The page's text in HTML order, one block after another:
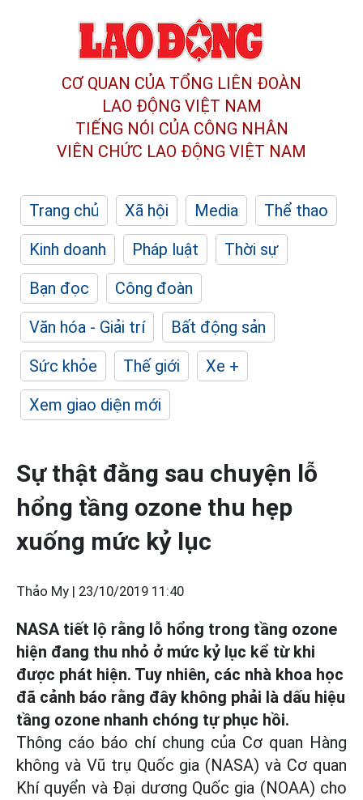
CƠ QUAN CỦA TỔNG LIÊN ĐOÀN
LAO ĐỘNG VIỆT NAM
TIẾNG NÓI CỦA CÔNG NHÂN
VIÊN CHỨC LAO ĐỘNG VIỆT NAM
Trang chủ Xã hội Media
Thể thao
Kinh doanh
Pháp luật
Thời sự
Bạn đọc
Công đoàn
Văn hóa - Giải trí
Bất động sản
Sức khỏe
Thế giới
Xe +
Xem giao diện mới
Sự thật đằng sau chuyện lỗ
hổng tầng ozone thu hẹp
xuống mức kỷ lục
Thảo My | 23/10/2019 11:40
NASA tiết lộ rằng lỗ hổng trong tầng ozone
hiện đang thu nhỏ ở mức kỷ lục kể từ khi
được phát hiện. Tuy nhiên, các nhà khoa học
đã cảnh báo rằng đây không phải là dấu hiệu
tầng ozone nhanh chóng tự phục hồi.
Thông cáo báo chí chung của Cơ quan Hàng
không và Vũ trụ Quốc gia (NASA) và Cơ quan
Khí quyển và Đại dương Quốc gia (NOAA) cho